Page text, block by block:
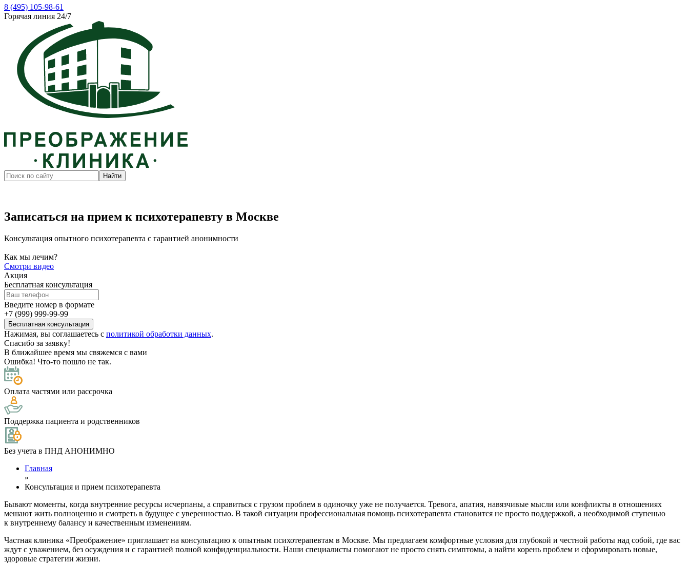
8 (495) 105-98-61
Горячая линия 24/7
Записаться на прием к психотерапевту в Москве
Консультация опытного психотерапевта с гарантией анонимности
Как мы лечим?
Смотри видео
Акция
Бесплатная консультация
Введите номер в формате
+7 (999) 999-99-99
Нажимая, вы соглашаетесь с политикой обработки данных.
Спасибо за заявку!
В ближайшее время мы свяжемся с вами
Ошибка! Что-то пошло не так.
Оплата частями или рассрочка
Поддержка пациента и родственников
Без учета в ПНД АНОНИМНО
Главная
»
Консультация и прием психотерапевта
Бывают моменты, когда внутренние ресурсы исчерпаны, а справиться с грузом проблем в одиночку уже не получается. Тревога, апатия, навязчивые мысли или конфликты в отношениях
мешают жить полноценно и смотреть в будущее с уверенностью. В такой ситуации профессиональная помощь психотерапевта становится не просто поддержкой, а необходимой ступенью
к внутреннему балансу и качественным изменениям.
Частная клиника «Преображение» приглашает на консультацию к опытным психотерапевтам в Москве. Мы предлагаем комфортные условия для глубокой и честной работы над собой, где вас
ждут с уважением, без осуждения и с гарантией полной конфиденциальности. Наши специалисты помогают не просто снять симптомы, а найти корень проблем и сформировать новые,
здоровые стратегии жизни.